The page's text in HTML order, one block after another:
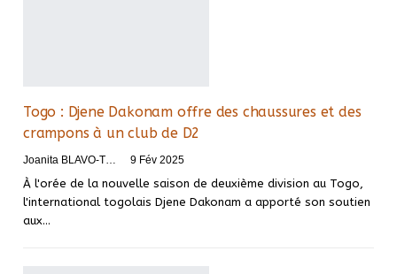
Togo : Djene Dakonam offre des chaussures et des
crampons à un club de D2
9 Fév 2025
À l'orée de la nouvelle saison de deuxième division au Togo,
l'international togolais Djene Dakonam a apporté son soutien
aux…